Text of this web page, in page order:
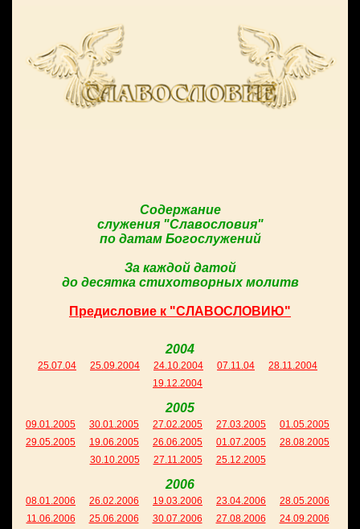
Содержание
служения "Славословия"
по датам Богослужений
За каждой датой
до десятка стихотворных молитв
Предисловие к "СЛАВОСЛОВИЮ"
2004
25.07.04 25.09.2004 24.10.2004 07.11.04
28.11.2004
19.12.2004
2005
09.01.2005 30.01.2005 27.02.2005 27.03.2005
01.05.2005
29.05.2005
19.06.2005 26.06.2005 01.07.2005
28.08.2005
30.10.2005
27.11.2005 25.12.2005
2006
08.01.2006 26.02.2006 19.03.2006 23.04.2006
28.05.2006
11.06.2006
25.06.2006 30.07.2006 27.08.2006
24.09.2006